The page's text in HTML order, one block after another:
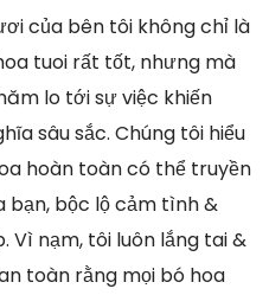
của bên tôi không chỉ là
tuoi rất tốt, nhưng mà
lo tới sự việc khiến
sâu sắc. Chúng tôi hiểu
hoàn toàn có thể truyền
bạn, bộc lộ cảm tình &
nạm, tôi luôn lắng tai &
toàn rằng mọi bó hoa